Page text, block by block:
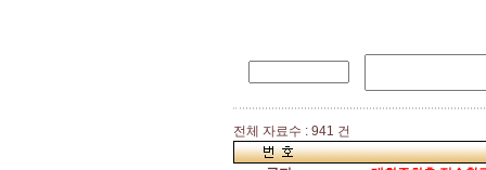
전체 자료수 : 941 건